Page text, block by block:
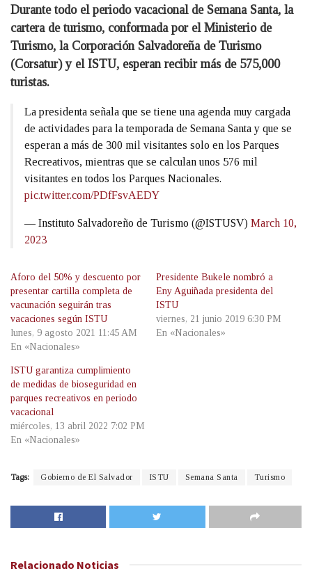
Durante todo el periodo vacacional de Semana Santa, la
cartera de turismo, conformada por el Ministerio de
Turismo, la Corporación Salvadoreña de Turismo
(Corsatur) y el ISTU, esperan recibir más de 575,000
turistas.
La presidenta señala que se tiene una agenda muy cargada
de actividades para la temporada de Semana Santa y que se
esperan a más de 300 mil visitantes solo en los Parques
Recreativos, mientras que se calculan unos 576 mil
visitantes en todos los Parques Nacionales.
pic.twitter.com/PDfFsvAEDY
— Instituto Salvadoreño de Turismo (@ISTUSV) March 10,
2023
Aforo del 50% y descuento por
presentar cartilla completa de
vacunación seguirán tras
vacaciones según ISTU
lunes, 9 agosto 2021 11:45 AM
En «Nacionales»
Presidente Bukele nombró a
Eny Aguiñada presidenta del
ISTU
viernes, 21 junio 2019 6:30 PM
En «Nacionales»
ISTU garantiza cumplimiento
de medidas de bioseguridad en
parques recreativos en periodo
vacacional
miércoles, 13 abril 2022 7:02 PM
En «Nacionales»
Tags: Gobierno de El Salvador ISTU Semana Santa Turismo
Relacionado Noticias